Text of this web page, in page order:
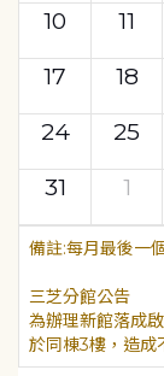
10
11
17
18
24
25
31
1
每月最後一
三芝分館公告
為辦理新館落成
於同棟3樓，造成